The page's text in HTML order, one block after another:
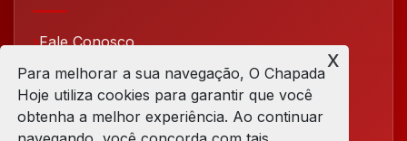
Fale Conosco
Redes Sociais
Para melhorar a sua navegação, O Chapada
Hoje utiliza cookies para garantir que você
obtenha a melhor experiência. Ao continuar
x